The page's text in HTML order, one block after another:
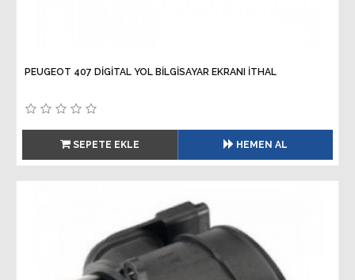
PEUGEOT 407 DİGİTAL YOL BİLGİSAYAR EKRANI İTHAL
SEPETE EKLE HEMEN AL